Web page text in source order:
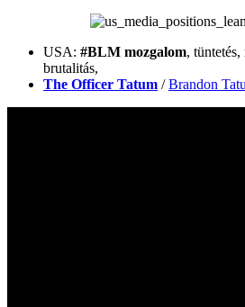
USA: #BLM mozgalom, tüntetés,
brutalitás,
The Officer Tatum /Brandon